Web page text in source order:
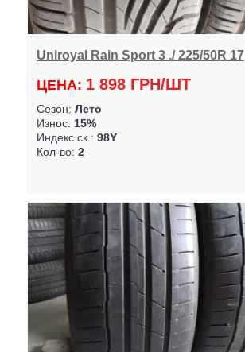
Uniroyal Rain Sport 3 ./ 225/50R 17
ЦЕНА: 1 898 ГРН/ШТ
Сезон: Лето
Износ: 15%
Индекс ск.: 98Y
Кол-во: 2